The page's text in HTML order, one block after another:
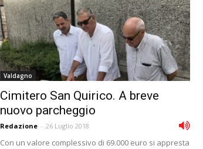
Valdagno
Cimitero San Quirico. A breve
nuovo parcheggio
Redazione - 26 Luglio 2018
Con un valore complessivo di 69.000 euro si appresta